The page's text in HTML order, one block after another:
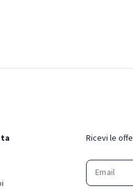
Ricevi le